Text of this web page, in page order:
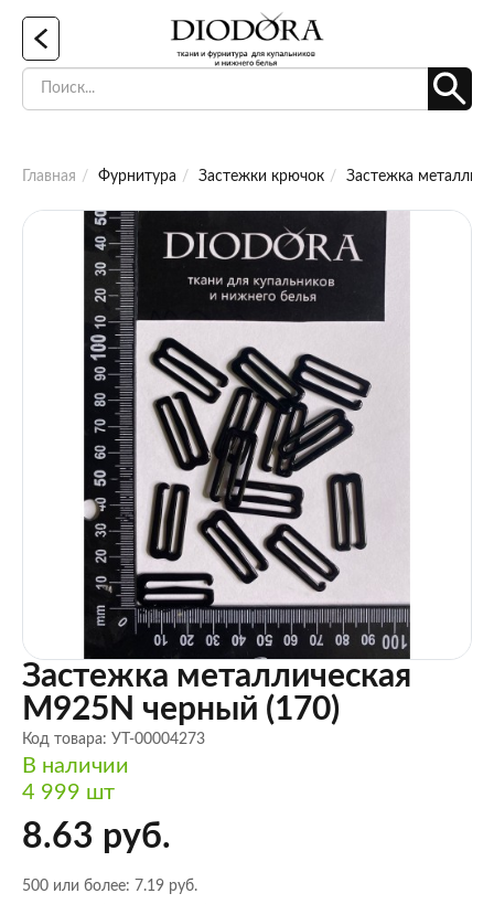
Главная Фурнитура Застежки крючок Застежка
Застежка металлическая
M925N черный (170)
Код товара: УТ-00004273
В наличии
4 999 шт
8.63 руб.
500 или более: 7.19 руб.